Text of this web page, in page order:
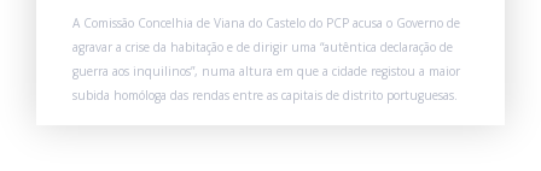
A Comissão Concelhia de Viana do Castelo do PCP acusa o Governo de
agravar a crise da habitação e de dirigir uma “autêntica declaração de
guerra aos inquilinos”, numa altura em que a cidade registou a maior
subida homóloga das rendas entre as capitais de distrito portuguesas.